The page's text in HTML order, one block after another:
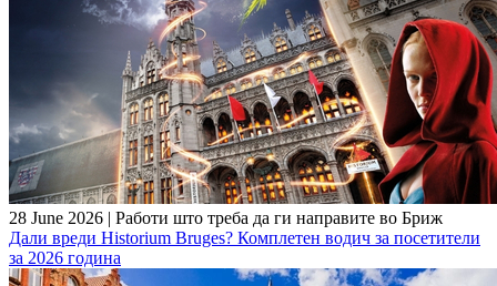
28 June 2026 | Работи што треба да ги направите во Бриж
Дали вреди Historium Bruges? Комплетен водич за посетители
за 2026 година